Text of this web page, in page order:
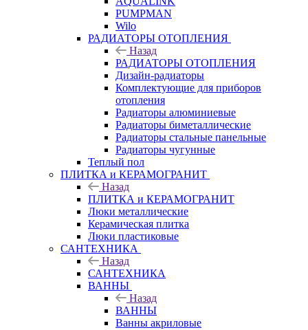
PUMPMAN
Wilo
РАДИАТОРЫ ОТОПЛЕНИЯ
Назад
РАДИАТОРЫ ОТОПЛЕНИЯ
Дизайн-радиаторы
Комплектующие для приборов
отопления
Радиаторы алюминиевые
Радиаторы биметаллические
Радиаторы стальные панельные
Радиаторы чугунные
Теплый пол
ПЛИТКА и КЕРАМОГРАНИТ
Назад
ПЛИТКА и КЕРАМОГРАНИТ
Люки металлические
Керамическая плитка
Люки пластиковые
САНТЕХНИКА
Назад
САНТЕХНИКА
ВАННЫ
Назад
ВАННЫ
Ванны акриловые